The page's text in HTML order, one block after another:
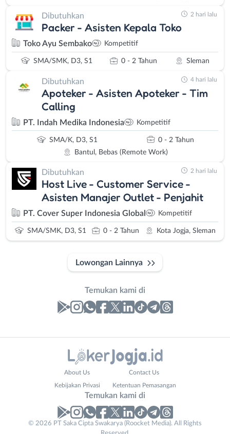
Dibutuhkan
Packer - Asisten Kepala Toko
Toko Ayu Sembako Kompetitif
SMA/SMK, D3, S1 0 - 2 Tahun Sleman
2 hari lalu
Dibutuhkan
Apoteker - Asisten Apoteker - Tim
Calling
PT. Indah Medika Indonesia Kompetitif
SMA/K, D3, S1
0 - 2 Tahun
Bantul, Bebas (Remote Work)
4 hari lalu
Dibutuhkan
Host Live - Customer Service -
Asisten Manajer Outlet - Penjahit
PT. Cover Super Indonesia Global Kompetitif
SMA/SMK, D3, S1 0 - 2 Tahun Kota Jogja, Sleman
2 hari lalu
Lowongan Lainnya
Temukan kami di
No. Telp /
About Us Contact Us
Kebijakan Privasi Ketentuan Pemasangan
Temukan kami di
© 2026 PT Saka Cipta Swakarya (Roocket Media). All Rights